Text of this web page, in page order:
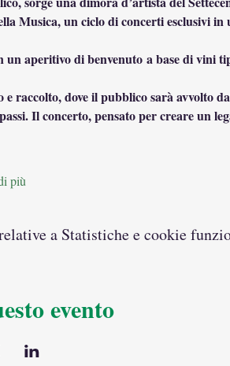
Musica, un ciclo di concerti esclusivi in
aperitivo di benvenuto a base di vini
raccolto, dove il pubblico sarà avvolto
Il concerto, pensato per creare un
più
a Statistiche e cookie
evento